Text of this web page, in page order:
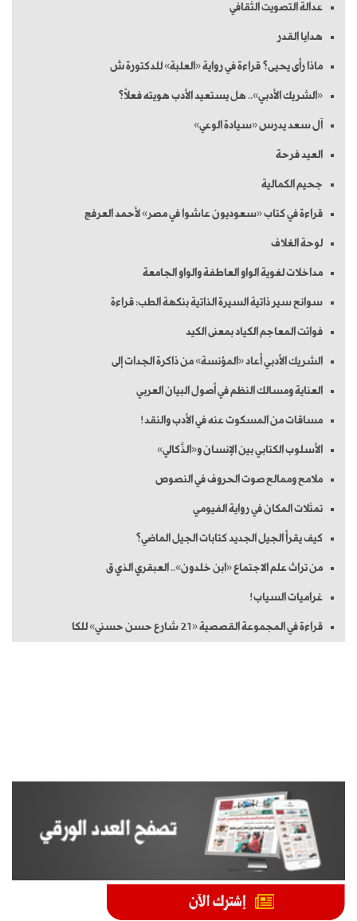
عدالة التصويت الثقافي
هدايا القدر
ماذا رأى يحيى؟ قراءة في رواية «العلبة» للدكتورة ش
«الشريك الأدبي».. هل يستعيد الأدب هويته فعلاً؟
آل سعد يدرس «سيادة الوعي»
العيد فرحة
جحيم الكمالية
قراءة في كتاب «سعوديون عاشوا في مصر» لأحمد العرفج
لوحة الغلاف
مداخلات لغوية الواو العاطفة والواو الجامعة
سوانح سير ذاتية السيرة الذاتية بنكهة الطب: قراءة
فوائت المعاجم الكياد بمعنى الكيد
الشريك الأدبي أعاد «المؤنسة» من ذاكرة الجدات إلى
العناية ومسالك النظم في أصول البيان العربي
مساقات من المسكوت عنه في الأدب والنقد!
الأسلوب الكتابي بين الإنسان و«الذَّكالي»
ملامح وممالح صوت الحروف في النصوص
تمثلات المكان في رواية الفيومي
كيف يقرأ الجيل الجديد كتابات الجيل الماضي؟
من تراث علم الاجتماع «ابن خلدون».. العبقري الذي ق
غراميات السياب!
قراءة في المجموعة القصصية «21 شارع حسن حسني» للكا